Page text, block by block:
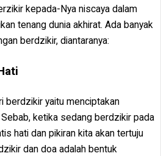
kepada-Nya niscaya dalam
tenang dunia akhirat. Ada banyak
berdzikir, diantaranya:
berdzikir yaitu menciptakan
ketika sedang berdzikir pada
hati dan pikiran kita akan tertuju
dan doa adalah bentuk